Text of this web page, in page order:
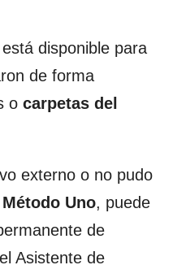
disponible para
de forma
o carpetas del
externo o no pudo
Método Uno, puede
de
Asistente de